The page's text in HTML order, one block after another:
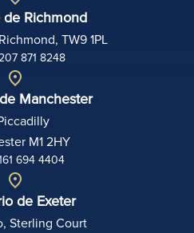
Richmond
TW9 1PL
871 8248
Manchester
M1 2HY
694 4404
de Exeter
Sterling Court